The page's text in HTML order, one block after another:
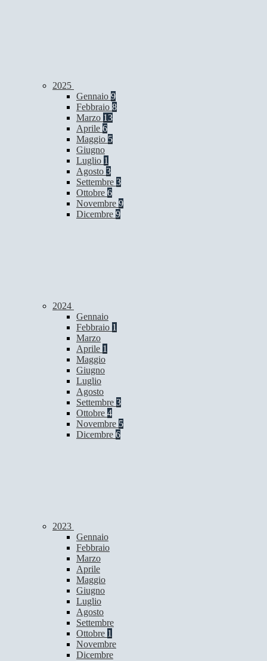
2025
Gennaio 9
Febbraio 8
Marzo 13
Aprile 6
Maggio 5
Giugno
Luglio 1
Agosto 3
Settembre 3
Ottobre 6
Novembre 9
Dicembre 9
2024
Gennaio
Febbraio 1
Marzo
Aprile 1
Maggio
Giugno
Luglio
Agosto
Settembre 3
Ottobre 4
Novembre 5
Dicembre 6
2023
Gennaio
Febbraio
Marzo
Aprile
Maggio
Giugno
Luglio
Agosto
Settembre
Ottobre 1
Novembre
Dicembre